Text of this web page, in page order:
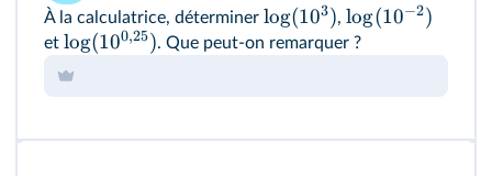
À la calculatrice, déterminer log(103), log(10−2)
et log(100,25). Que peut‑on remarquer ?